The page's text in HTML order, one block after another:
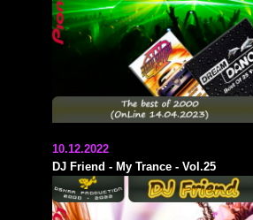
10.12.2022
DJ Friend - My Trance - Vol.25